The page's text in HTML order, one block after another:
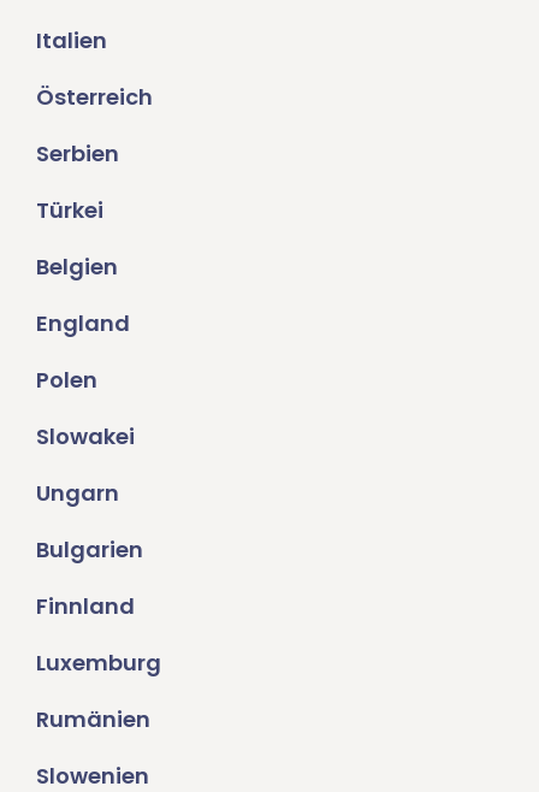
Italien
Österreich
Serbien
Türkei
Belgien
England
Polen
Slowakei
Ungarn
Bulgarien
Finnland
Luxemburg
Rumänien
Slowenien